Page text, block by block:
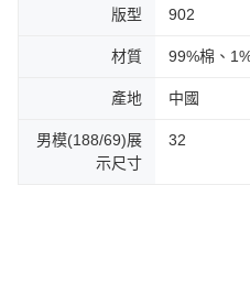
版型 902
材質 99%棉、
產地 中國
男模(188/69)展
示尺寸
32